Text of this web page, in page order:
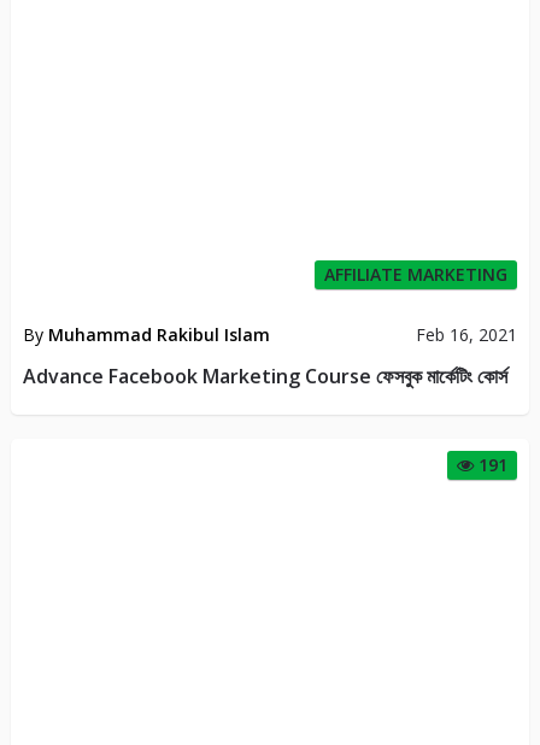
AFFILIATE MARKETING
By Muhammad Rakibul Islam Feb 16, 2021
Advance Facebook Marketing Course ফেসবুক মার্কেটিং কোর্স
191